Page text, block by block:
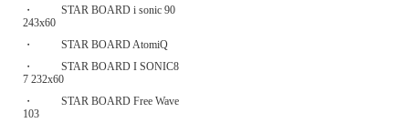
・
STAR BOARD i sonic 90
243x60
・
STAR BOARD AtomiQ
・
STAR BOARD I SONIC8
7 232x60
・
STAR BOARD Free Wave
103